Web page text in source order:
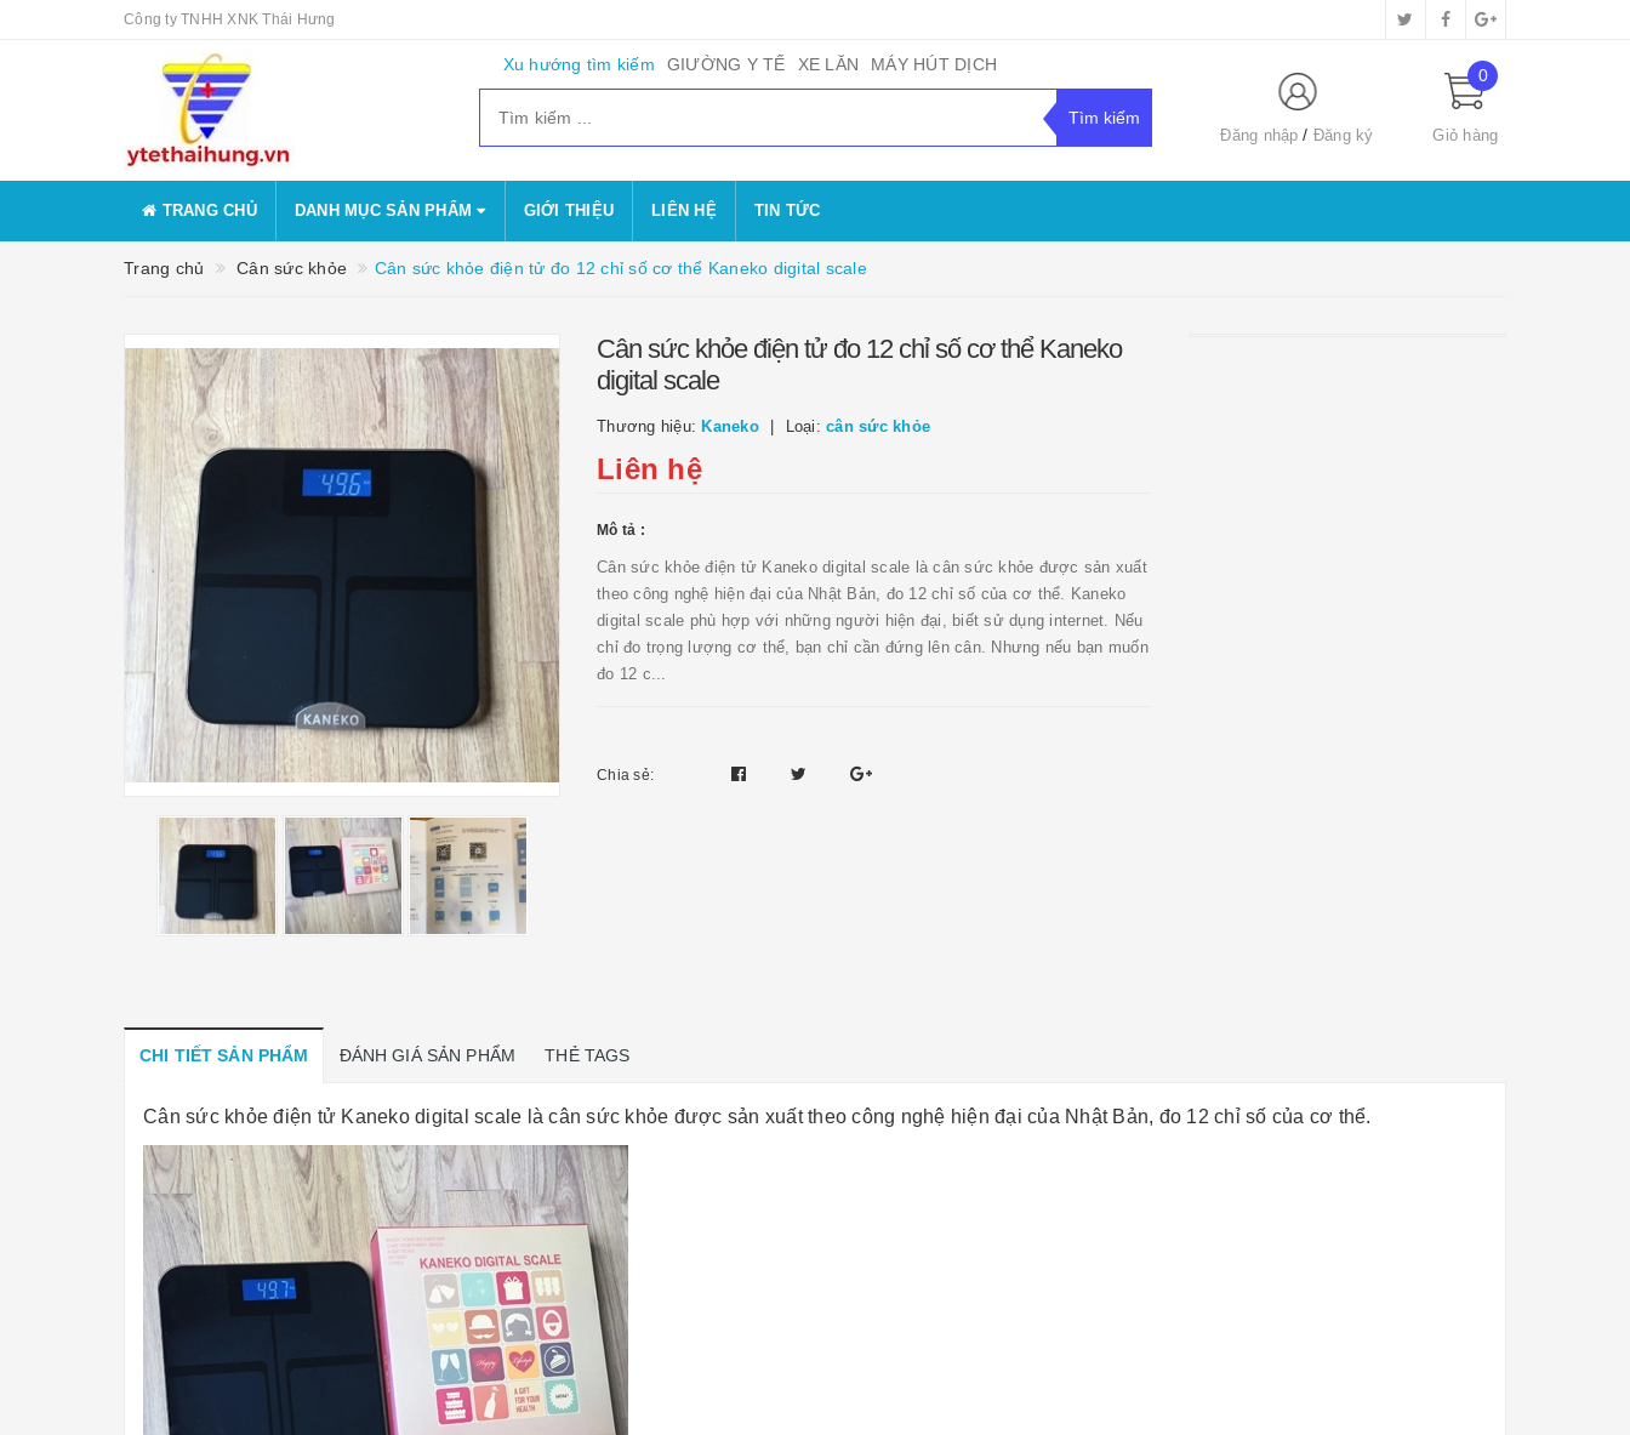
Công ty TNHH XNK Thái Hưng
Xu hướng tìm kiếm GIƯỜNG Y TẾ XE LĂN MÁY HÚT DỊCH
Đăng nhập Đăng ký
0
Giỏ hàng
TRANG CHỦ DANH MỤC SẢN PHẨM GIỚI THIỆU LIÊN HỆ TIN TỨC
Trang chủ Cân sức khỏe Cân sức khỏe điện tử đo 12 chỉ số cơ thể Kaneko digital scale
Cân sức khỏe điện tử đo 12 chỉ số cơ thể Kaneko
digital scale
Thương hiệu: Kaneko Loại: cân sức khỏe
Liên hệ
Mô tả :
Cân sức khỏe điện tử Kaneko digital scale là cân sức khỏe được sản xuất
theo công nghệ hiện đại của Nhật Bản, đo 12 chỉ số của cơ thể. Kaneko
digital scale phù hợp với những người hiện đại, biết sử dụng internet. Nếu
chỉ đo trọng lượng cơ thể, bạn chỉ cần đứng lên cân. Nhưng nếu bạn muốn
đo 12 c...
Chia sẻ:
CHI TIẾT SẢN PHẨM ĐÁNH GIÁ SẢN PHẨM THẺ TAGS
Cân sức khỏe điện tử Kaneko digital scale là cân sức khỏe được sản xuất theo công nghệ hiện đại của Nhật Bản, đo 12 chỉ số của cơ thể.